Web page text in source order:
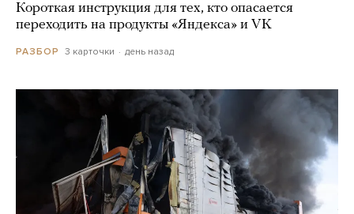
Короткая инструкция для тех, кто опасается
переходить на продукты «Яндекса» и VK
РАЗБОР 3 карточки день назад